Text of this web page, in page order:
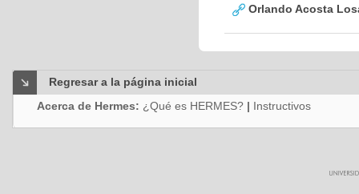
Orlando Acosta
Regresar a la página inicial
Acerca de Hermes: ¿Qué es HERMES? | Instructivos